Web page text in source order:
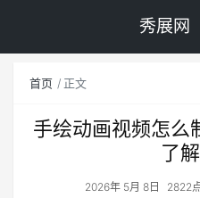
秀展网
首页 正文
手绘动画视频怎么
了
2026年 5月 8日 2822